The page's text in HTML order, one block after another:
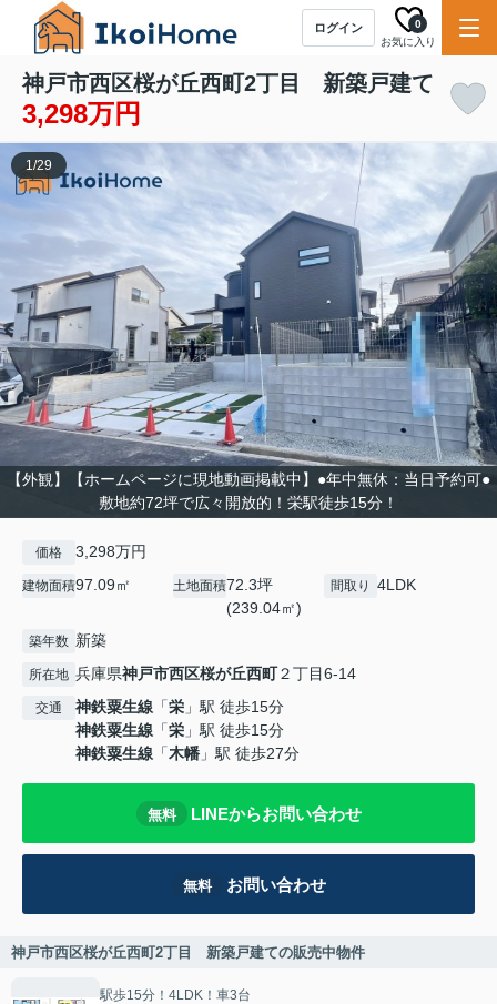
ログイン
お気に入り
0
神戸市西区桜が丘西町2丁目 新築戸建て
3,298万円
【外観】【ホームページに現地動画掲載中】●年中無休：当日予約可●
敷地約72坪で広々開放的！栄駅徒歩15分！
1/29
価格 3,298万円
建物面積97.09㎡ 土地面積72.3坪
(239.04㎡)
間取り 4LDK
築年数 新築
所在地 兵庫県神戸市西区桜が丘西町２丁目6-14
交通 神鉄粟生線 「栄 」駅 徒歩15分
神鉄粟生線 「栄 」駅 徒歩15分
神鉄粟生線 「木幡 」駅 徒歩27分
無料 LINEからお問い合わせ
無料 お問い合わせ
神戸市西区桜が丘西町2丁目 新築戸建ての販売中物件
駅歩15分！4LDK！車3台